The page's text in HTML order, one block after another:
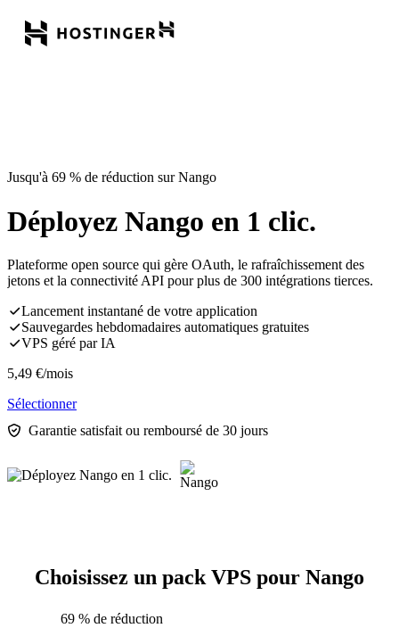
Jusqu'à 69 % de réduction sur Nango
Déployez Nango en 1 clic.
Plateforme open source qui gère OAuth, le rafraîchissement des
jetons et la connectivité API pour plus de 300 intégrations tierces.
Lancement instantané de votre application
Sauvegardes hebdomadaires automatiques gratuites
VPS géré par IA
5,49 €/mois
Sélectionner
Garantie satisfait ou remboursé de 30 jours
Choisissez un pack VPS pour Nango
69 % de réduction